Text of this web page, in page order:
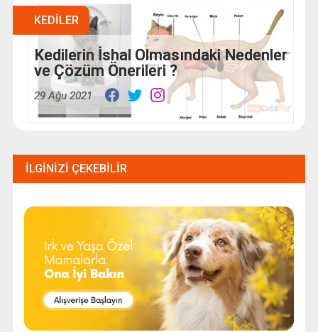
KEDILER
Kedilerin İshal Olmasındaki Nedenler
ve Çözüm Önerileri ?
29 Ağu 2021
İLGINIZI ÇEKEBILIR